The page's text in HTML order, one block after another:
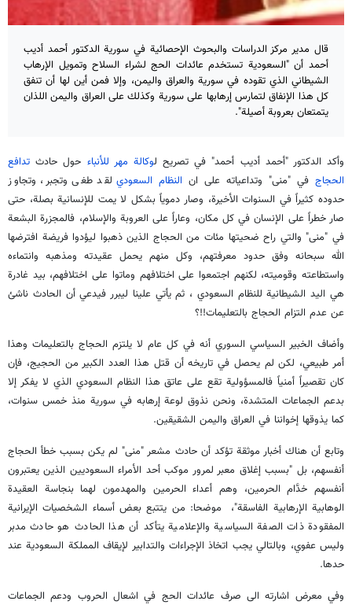
قال مدير مركز الدراسات والبحوث الإحصائية في سورية الدكتور أحمد أديب
أحمد أن "السعودية تستخدم عائدات الحج لشراء السلاح وتمويل الإرهاب
الشيطاني الذي تقوده في سورية والعراق واليمن، وإلا فمن أين لها أن تنفق
كل هذا الإنفاق لتمارس إرهابها على سورية وكذلك على العراق واليمن اللذان
يتمتعان بعروبة أصيلة".
وأكد الدكتور "أحمد أديب أحمد" في تصريح لوكالة مهر للأنباء حول حادث تدافع
الحجاج في "منى" وتداعياته على ان النظام السعودي لقد طغى وتجبر، وتجاوز
حدوده كثيراً في السنوات الأخيرة، وصار دموياً بشكل لا يمت للإنسانية بصلة، حتى
صار خطراً على الإنسان في كل مكان، وعاراً على العروبة والإسلام، فالمجزرة البشعة
في "منى" والتي راح ضحيتها مئات من الحجاج الذين ذهبوا ليؤدوا فريضة افترضها
الله سبحانه وفق حدود معرفتهم، وكل منهم يحمل عقيدته ومذهبه وانتماءه
واستطاعته وقوميته، لكنهم اجتمعوا على اختلافهم وماتوا على اختلافهم، بيد غادرة
هي اليد الشيطانية للنظام السعودي ، ثم يأتي علينا ليبرر فيدعي أن الحادث ناشئ
عن عدم التزام الحجاج بالتعليمات!!؟
وأضاف الخبير السياسي السوري أنه في كل عام لا يلتزم الحجاج بالتعليمات وهذا
أمر طبيعي، لكن لم يحصل في تاريخه أن قتل هذا العدد الكبير من الحجيج، فإن
كان تقصيراً أمنياً فالمسؤولية تقع على عاتق هذا النظام السعودي الذي لا يفكر إلا
بدعم الجماعات المتشدة، ونحن نذوق لوعة إرهابه في سورية منذ خمس سنوات،
كما يذوقها إخواننا في العراق واليمن الشقيقين.
وتابع أن هناك أخبار موثقة تؤكد أن حادث مشعر "منى" لم يكن بسبب خطأ الحجاج
أنفسهم، بل "بسبب إغلاق معبر لمرور موكب أحد الأمراء السعوديين الذين يعتبرون
أنفسهم خدَّام الحرمين، وهم أعداء الحرمين والمهدمون لهما بنجاسة العقيدة
الوهابية الإرهابية الفاسقة"، موضحا: من يتتبع بعض أسماء الشخصيات الإيرانية
المفقودة ذات الصفة السياسية والإعلامية يتأكد أن هذا الحادث هو حادث مدبر
وليس عفوي، وبالتالي يجب اتخاذ الإجراءات والتدابير لإيقاف المملكة السعودية عند
حدها.
وفي معرض اشارته الى صرف عائدات الحج في اشعال الحروب ودعم الجماعات